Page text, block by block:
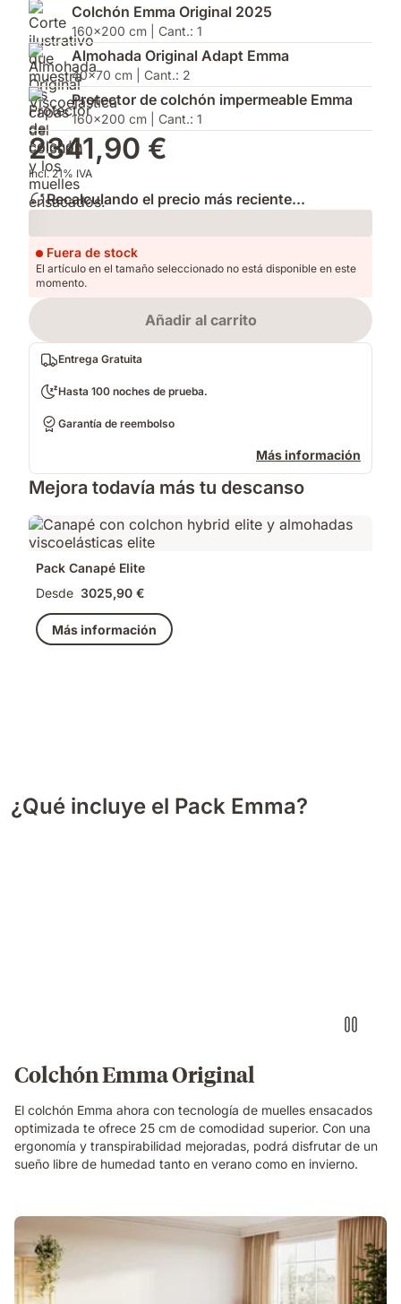
adaptarse
a
tu
postura
y
Protector
de
Colchón.
Colchón Emma Original 2025
160x200 cm | Cant.: 1
Almohada Original Adapt Emma
40x70 cm | Cant.: 2
Protector de colchón impermeable Emma
160x200 cm | Cant.: 1
2341,90 €
Incl. 21% IVA
Recalculando el precio más reciente...
Loading
Fuera de stock
El artículo en el tamaño seleccionado no está disponible en este
momento.
Añadir al carrito
Entrega Gratuita
Hasta 100 noches de prueba.
Garantía de reembolso
Más información
Mejora todavía más tu descanso
Pack Canapé Elite
Desde 3025,90 €
Más información
¿Qué incluye el Pack Emma?
Colchón Emma Original
El colchón Emma ahora con tecnología de muelles ensacados
optimizada te ofrece 25 cm de comodidad superior. Con una
ergonomía y transpirabilidad mejoradas, podrá disfrutar de un
sueño libre de humedad tanto en verano como en invierno.